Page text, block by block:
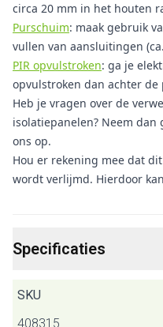
circa 20 mm in het houten
Purschuim: maak gebruik
vullen van aansluitingen
PIR opvulstroken: ga je
opvulstroken dan achter de
Heb je vragen over de
isolatiepanelen? Neem
ons op.
Hou er rekening mee dat
wordt verlijmd. Hierdoor
Specificaties
SKU
408315